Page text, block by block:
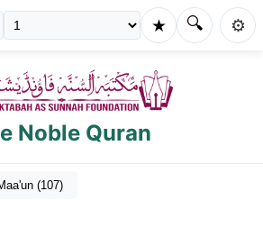
★ 🔍 ⚙️
Noble Quran
(107)